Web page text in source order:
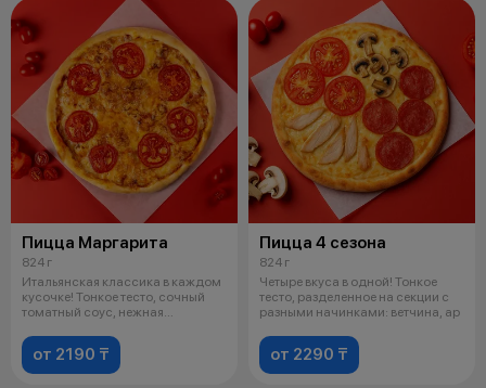
Пицца Маргарита
824 г
Итальянская классика в каждом
кусочке! Тонкое тесто, сочный
томатный соус, нежная
от 2190 ₸
Пицца 4 сезона
824 г
Четыре вкуса в одной! Тонкое
тесто, разделенное на секции с
разными начинками: ветчина, ар
от 2290 ₸